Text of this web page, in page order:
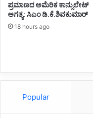
ಪ್ರಮಾಣದ ಅಮೆರಿಕ ಕಾನ್ಸುಲೇಟ್
ಅಗತ್ಯ: ಸಿಎಂ ಡಿ.ಕೆ.ಶಿವಕುಮಾರ್
18 hours ago
Popular